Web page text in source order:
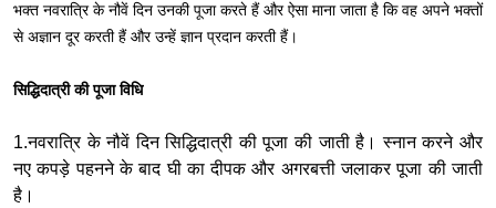
भक्त नवरात्रि के नौवें दिन उनकी पूजा करते हैं और ऐसा माना जाता है कि वह अपने भक्तों
से अज्ञान दूर करती हैं और उन्हें ज्ञान प्रदान करती हैं।
सिद्धिदात्री की पूजा विधि
1.नवरात्रि के नौवें दिन सिद्धिदात्री की पूजा की जाती है। स्नान करने और
नए कपड़े पहनने के बाद घी का दीपक और अगरबत्ती जलाकर पूजा की जाती
है।